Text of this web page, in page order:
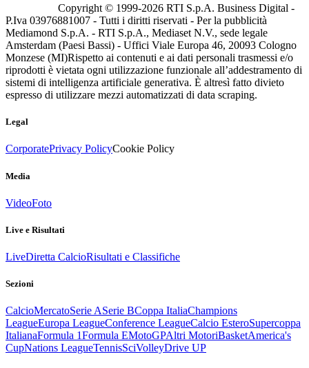
Copyright © 1999-2026 RTI S.p.A. Business Digital -
P.Iva 03976881007 - Tutti i diritti riservati - Per la pubblicità
Mediamond S.p.A. - RTI S.p.A., Mediaset N.V., sede legale
Amsterdam (Paesi Bassi) - Uffici Viale Europa 46, 20093 Cologno
Monzese (MI)Rispetto ai contenuti e ai dati personali trasmessi e/o
riprodotti è vietata ogni utilizzazione funzionale all’addestramento di
sistemi di intelligenza artificiale generativa. È altresì fatto divieto
espresso di utilizzare mezzi automatizzati di data scraping.
Legal
CorporatePrivacy PolicyCookie Policy
Media
VideoFoto
Live e Risultati
LiveDiretta CalcioRisultati e Classifiche
Sezioni
CalcioMercatoSerie ASerie BCoppa ItaliaChampions
LeagueEuropa LeagueConference LeagueCalcio EsteroSupercoppa
ItalianaFormula 1Formula EMotoGPAltri MotoriBasketAmerica's
CupNations LeagueTennisSciVolleyDrive UP